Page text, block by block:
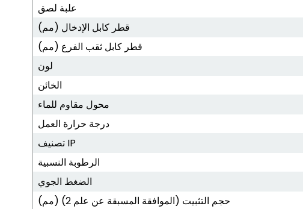
علبة لصق
قطر كابل الإدخال (مم)
قطر كابل ثقب الفرع (مم)
لون
الخائن
محول مقاوم للماء
درجة حرارة العمل
تصنيف IP
الرطوبة النسبية
الضغط الجوي
حجم التثبيت (الموافقة المسبقة عن علم 2) (مم)